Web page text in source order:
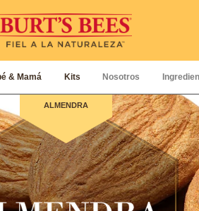
& Mamá Kits Nosotros
ALMENDRA